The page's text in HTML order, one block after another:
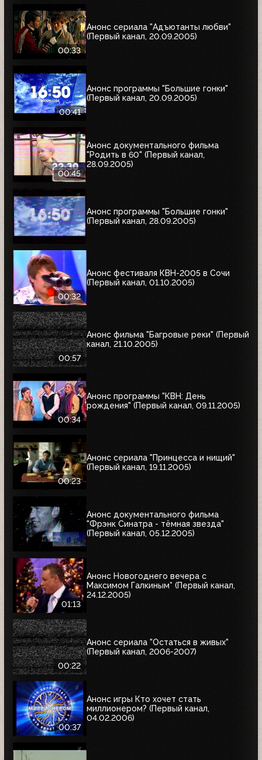
00:33
Анонс сериала "Адъютанты любви"
(Первый канал, 20.09.2005)
00:41
Анонс программы "Большие гонки"
(Первый канал, 20.09.2005)
00:45
Анонс документального фильма
"Родить в 60" (Первый канал,
28.09.2005)
Анонс программы "Большие гонки"
(Первый канал, 28.09.2005)
00:32
Анонс фестиваля КВН-2005 в Сочи
(Первый канал, 01.10.2005)
00:57
Анонс фильма "Багровые реки" (Первый
канал, 21.10.2005)
00:34
Анонс программы "КВН: День
рождения" (Первый канал, 09.11.2005)
00:23
Анонс сериала "Принцесса и нищий"
(Первый канал, 19.11.2005)
Анонс документального фильма
"Фрэнк Синатра - тёмная звезда"
(Первый канал, 05.12.2005)
01:13
Анонс Новогоднего вечера с
Максимом Галкиным* (Первый канал,
24.12.2005)
00:22
Анонс сериала "Остаться в живых"
(Первый канал, 2006-2007)
00:37
Анонс игры Кто хочет стать
миллионером? (Первый канал,
04.02.2006)